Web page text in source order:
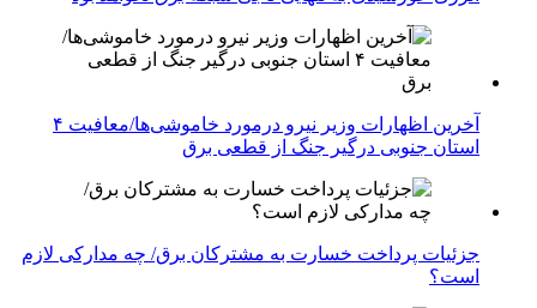
آخرین اظهارات وزیر نیرو درمورد خاموشی‌ها/معافیت ۴
استان جنوبی درگیر جنگ از قطعی برق
جزئیات پرداخت خسارت به مشترکان برق/ چه مدارکی لازم
است؟